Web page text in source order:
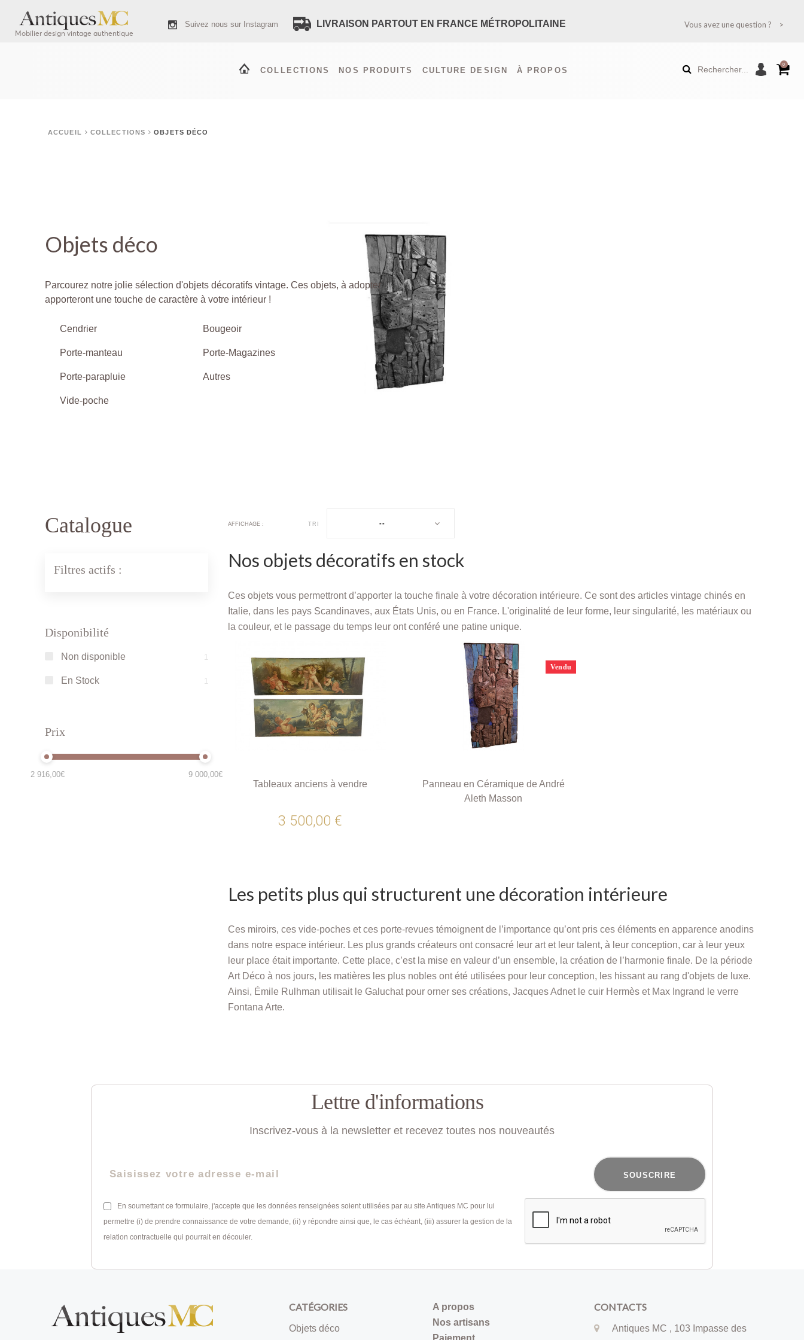
CONTACTEZ-NOUS
Suivez nous sur Instagram LIVRAISON PARTOUT EN FRANCE MÉTROPOLITAINE Vous avez une question ?
Mobilier design vintage authentique
COLLECTIONS NOS PRODUITS CULTURE DESIGN À PROPOS Rechercher... 0
ACCUEIL COLLECTIONS OBJETS DÉCO
Objets déco
Parcourez notre jolie sélection d'objets décoratifs vintage. Ces objets, à adopter
apporteront une touche de caractère à votre intérieur !
Cendrier
Porte-manteau
Porte-parapluie
Vide-poche
Bougeoir
Porte-Magazines
Autres
AFFICHAGE : TRI --
Nos objets décoratifs en stock
Ces objets vous permettront d’apporter la touche finale à votre décoration intérieure. Ce sont des articles vintage chinés en
Italie, dans les pays Scandinaves, aux États Unis, ou en France. L'originalité de leur forme, leur singularité, les matériaux ou
la couleur, et le passage du temps leur ont conféré une patine unique.
Tableaux anciens à vendre
3 500,00 €
Vendu
Panneau en Céramique de André
Aleth Masson
Les petits plus qui structurent une décoration intérieure
Ces miroirs, ces vide-poches et ces porte-revues témoignent de l’importance qu’ont pris ces éléments en apparence anodins
dans notre espace intérieur. Les plus grands créateurs ont consacré leur art et leur talent, à leur conception, car à leur yeux
leur place était importante. Cette place, c’est la mise en valeur d’un ensemble, la création de l’harmonie finale. De la période
Art Déco à nos jours, les matières les plus nobles ont été utilisées pour leur conception, les hissant au rang d'objets de luxe.
Ainsi, Émile Rulhman utilisait le Galuchat pour orner ses créations, Jacques Adnet le cuir Hermès et Max Ingrand le verre
Fontana Arte.
Catalogue
Filtres actifs :
Disponibilité
Non disponible 1
En Stock 1
Prix
2 916,00€ 9 000,00€
Lettre d'informations
Inscrivez-vous à la newsletter et recevez toutes nos nouveautés
SOUSCRIRE
En soumettant ce formulaire, j'accepte que les données renseignées soient utilisées par au site Antiques MC pour lui
permettre (i) de prendre connaissance de votre demande, (ii) y répondre ainsi que, le cas échéant, (iii) assurer la gestion de la
relation contractuelle qui pourrait en découler.
CATÉGORIES
Objets déco
A propos
Nos artisans
Paiement
CONTACTS
Antiques MC , 103 Impasse des